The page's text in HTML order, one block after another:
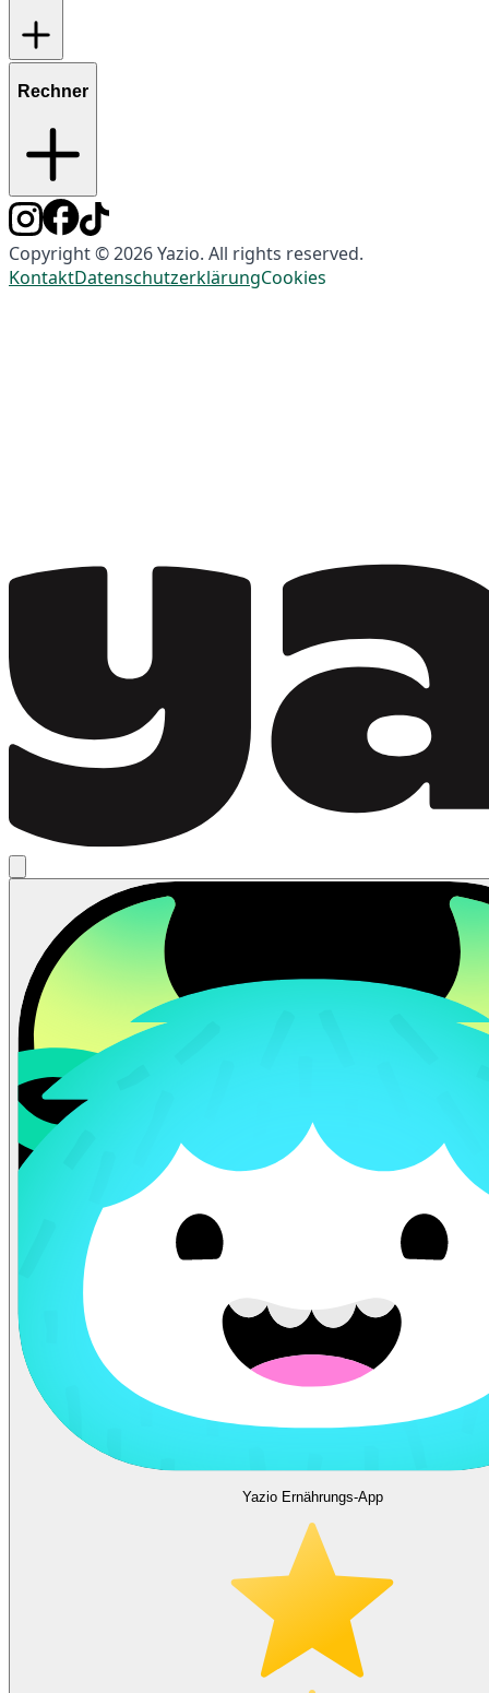
Rechner
Copyright © 2026 Yazio. All rights reserved.
KontaktDatenschutzerklärungCookies
Yazio Ernährungs-App